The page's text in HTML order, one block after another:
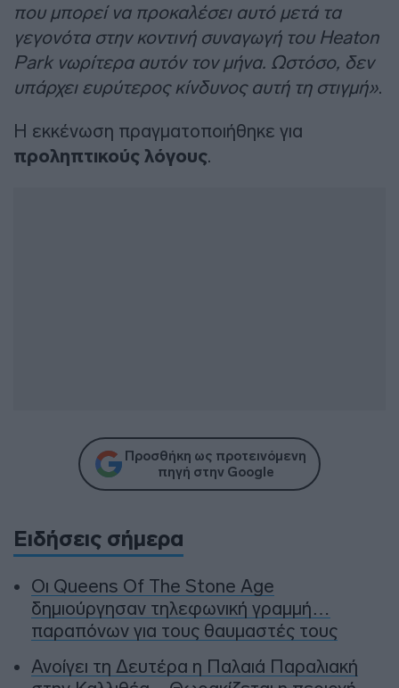
που μπορεί να προκαλέσει αυτό μετά τα
γεγονότα στην κοντινή συναγωγή του Heaton
Park νωρίτερα αυτόν τον μήνα. Ωστόσο, δεν
υπάρχει ευρύτερος κίνδυνος αυτή τη στιγμή».
Η εκκένωση πραγματοποιήθηκε για
προληπτικούς λόγους.
Προσθήκη ως προτεινόμενη
πηγή στην Google
Ειδήσεις σήμερα
Οι Queens Of The Stone Age
δημιούργησαν τηλεφωνική γραμμή…
παραπόνων για τους θαυμαστές τους
Ανοίγει τη Δευτέρα η Παλαιά Παραλιακή